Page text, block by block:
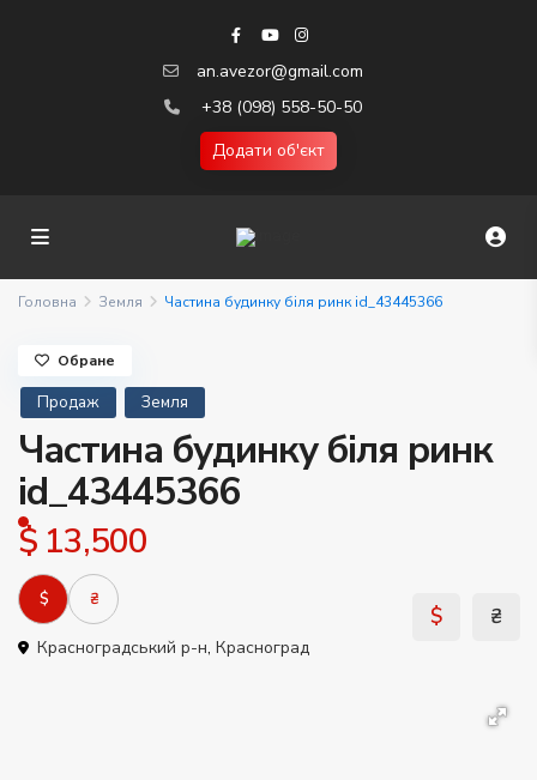
an.avezor@gmail.com
+38 (098) 558-50-50
Додати об'єкт
Головна Земля Частина будинку біля ринк id_43445366
Продаж Земля
Частина будинку біля ринк
id_43445366
$ 13,500
$ ₴
Красноградський р-н, Красноград
Обране
$ ₴